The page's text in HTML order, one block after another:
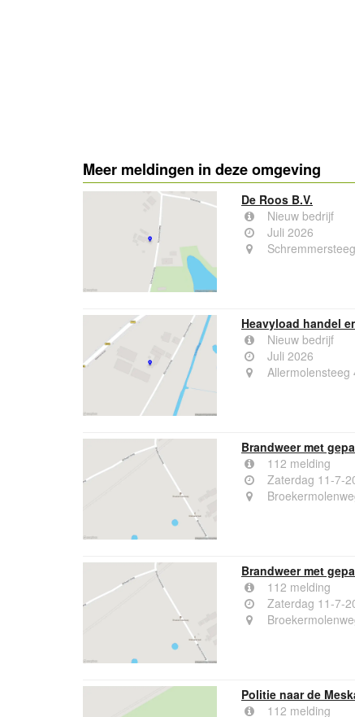
Meer meldingen in deze omgeving
De Roos B.V.
Nieuw bedrijf
Juli 2026
Heavyload handel
Nieuw bedrijf
Juli 2026
Allermolensteeg
Brandweer met
112 melding
Zaterdag 11-7-
Brandweer met
112 melding
Zaterdag 11-7-
Politie naar de
112 melding